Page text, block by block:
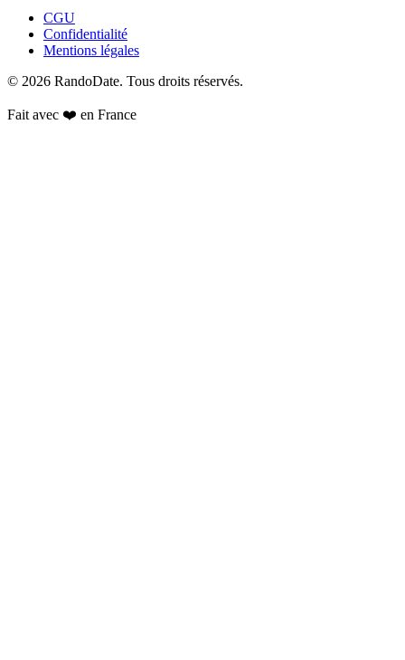
CGU
Confidentialité
Mentions légales
© 2026 RandoDate. Tous droits réservés.
Fait avec ❤️ en France